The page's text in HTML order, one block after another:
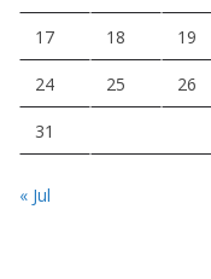
17 18 19
24 25 26
31
« Jul